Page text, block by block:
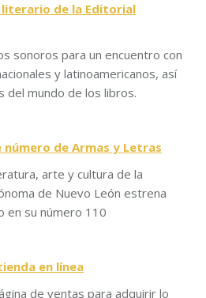
literario de la Editorial
sonoros para un encuentro con
y latinoamericanos, así
del mundo de los libros.
número de Armas y Letras
arte y cultura de la
de Nuevo León estrena
en su número 110
en línea
de ventas para adquirir lo